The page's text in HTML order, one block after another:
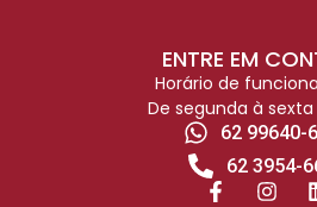
ENTRE EM
Horário de
De segunda à sexta
62 99640-
62 3954-